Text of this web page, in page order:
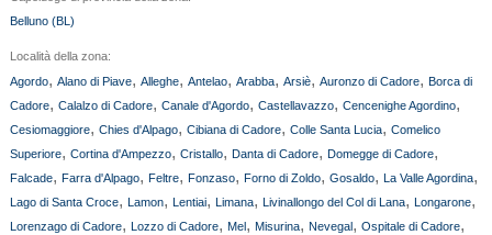
Belluno (BL)
Località della zona:
Agordo, Alano di Piave, Alleghe, Antelao, Arabba, Arsiè, Auronzo di Cadore, Borca di
Cadore, Calalzo di Cadore, Canale d'Agordo, Castellavazzo, Cencenighe Agordino,
Cesiomaggiore, Chies d'Alpago, Cibiana di Cadore, Colle Santa Lucia, Comelico
Superiore, Cortina d'Ampezzo, Cristallo, Danta di Cadore, Domegge di Cadore,
Falcade, Farra d'Alpago, Feltre, Fonzaso, Forno di Zoldo, Gosaldo, La Valle Agordina,
Lago di Santa Croce, Lamon, Lentiai, Limana, Livinallongo del Col di Lana, Longarone,
Lorenzago di Cadore, Lozzo di Cadore, Mel, Misurina, Nevegal, Ospitale di Cadore,